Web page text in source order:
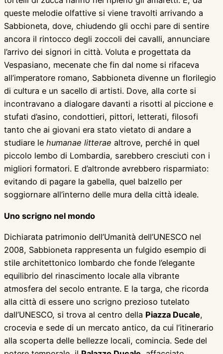
queste melodie olfattive si viene travolti arrivando a
Sabbioneta, dove, chiudendo gli occhi pare di sentire
ancora il rintocco degli zoccoli dei cavalli, annunciare
l’arrivo dei signori in città. Voluta e progettata da
Vespasiano, mecenate che fin dal nome si rifaceva
all’imperatore romano, Sabbioneta divenne un florilegio
di cultura e un sacello di artisti. Dove, alla corte si
incontravano a dialogare davanti a risotti al piccione e
stufati d’asino, condottieri, pittori, letterati, filosofi
tanto che ai giovani era stato vietato di andare a
studiare le humanae litterae altrove, perché in quel
piccolo lembo di Lombardia, sarebbero cresciuti con i
migliori formatori. E d’altronde avrebbero risparmiato:
evitando di pagare la gabella, quel balzello per
soggiornare all’interno delle mura della città ideale.
Uno scrigno nel mondo
Dichiarata patrimonio dell’Umanità dell’UNESCO nel
2008, Sabbioneta rappresenta un fulgido esempio di
stile architettonico lombardo che fonde l’elegante
equilibrio del rinascimento locale alla vibrante
atmosfera del secolo entrante. E la targa, che ricorda
alla città di essere uno scrigno prezioso tutelato
dall’UNESCO, si trova al centro della Piazza Ducale,
crocevia e sede di un mercato antico, da cui l’itinerario
alla scoperta delle bellezze locali, comincia. Sede del